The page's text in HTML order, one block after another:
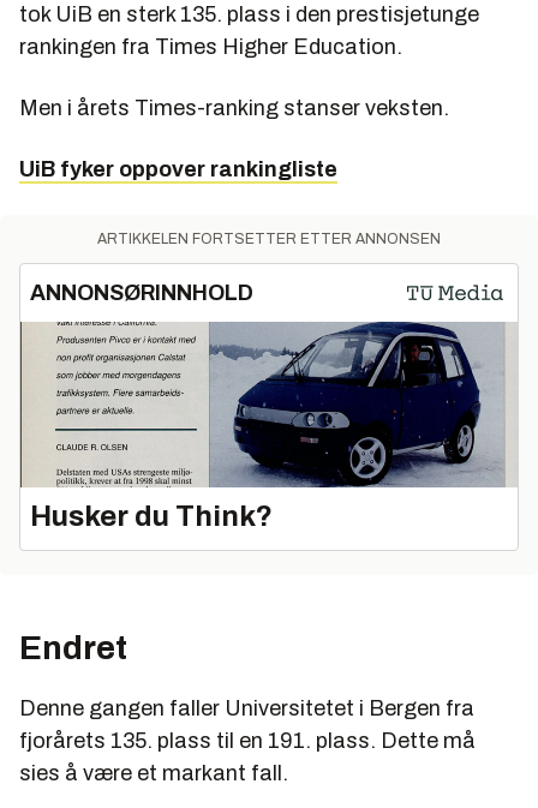
tok UiB en sterk 135. plass i den prestisjetunge
rankingen fra Times Higher Education.
Men i årets Times-ranking stanser veksten.
UiB fyker oppover rankingliste
ARTIKKELEN FORTSETTER ETTER ANNONSEN
ANNONSØRINNHOLD
Husker du Think?
Endret
Denne gangen faller Universitetet i Bergen fra
fjorårets 135. plass til en 191. plass. Dette må
sies å være et markant fall.